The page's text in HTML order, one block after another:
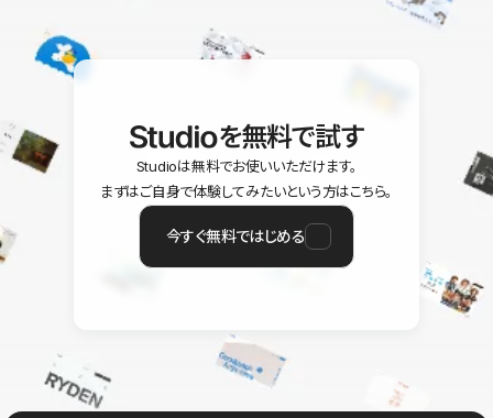
を無料で試す
Studioは無料でお使いいただけます。
まずはご自身で体験してみたいという方はこちら。
今すぐ無料ではじめる